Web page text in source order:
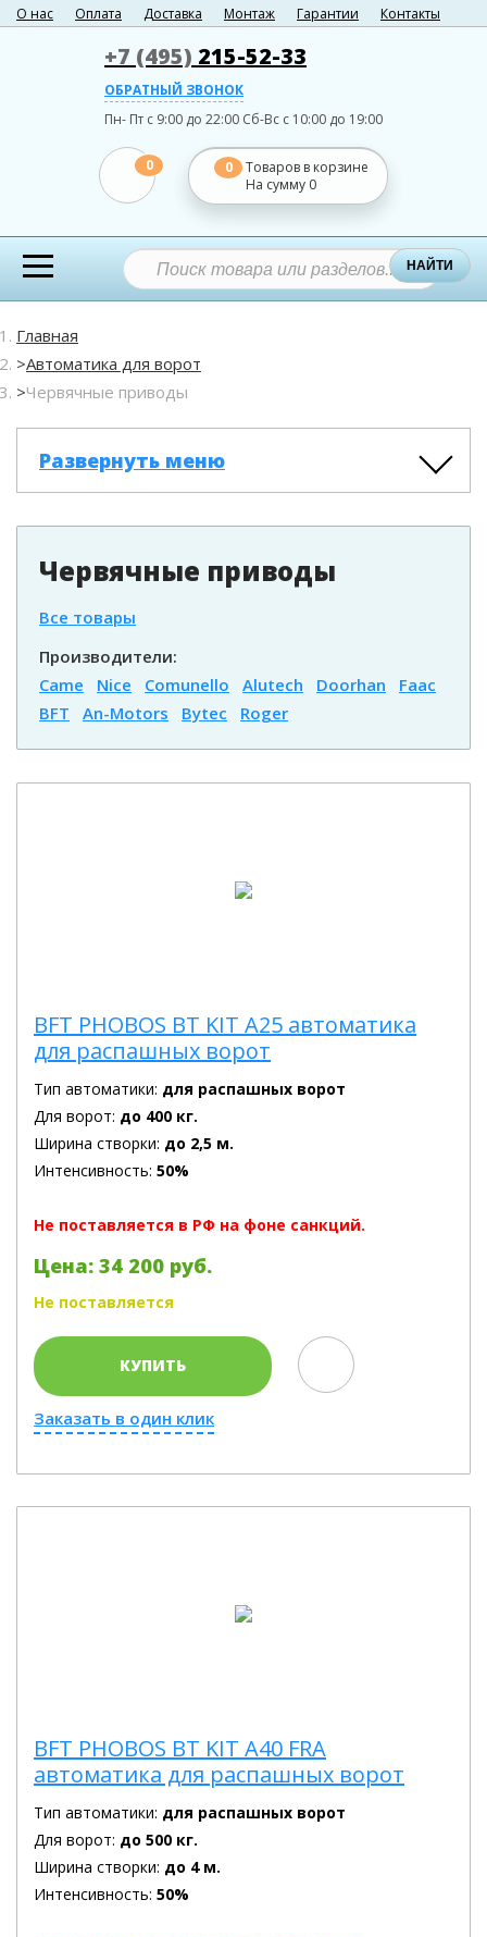
О нас Оплата Доставка Монтаж Гарантии Контакты
+7 (495) 215-52-33
ОБРАТНЫЙ ЗВОНОК
Пн- Пт с 9:00 до 22:00 Сб-Вс с 10:00 до 19:00
0 0
Товаров в корзине
На сумму 0
НАЙТИ
Главная
Автоматика для ворот
Червячные приводы
Развернуть меню
Червячные приводы
Все товары
Производители:
Came
Nice Comunello Alutech Doorhan
Faac
BFT
An-Motors Bytec Roger
BFT PHOBOS BT KIT A25 автоматика
для распашных ворот
Тип автоматики: для распашных ворот
Для ворот: до 400 кг.
Ширина створки: до 2,5 м.
Интенсивность: 50%
Не поставляется в РФ на фоне санкций.
Цена: 34 200 руб.
Не поставляется
КУПИТЬ
Заказать в один клик
BFT PHOBOS BT KIT A40 FRA
автоматика для распашных ворот
Тип автоматики: для распашных ворот
Для ворот: до 500 кг.
Ширина створки: до 4 м.
Интенсивность: 50%